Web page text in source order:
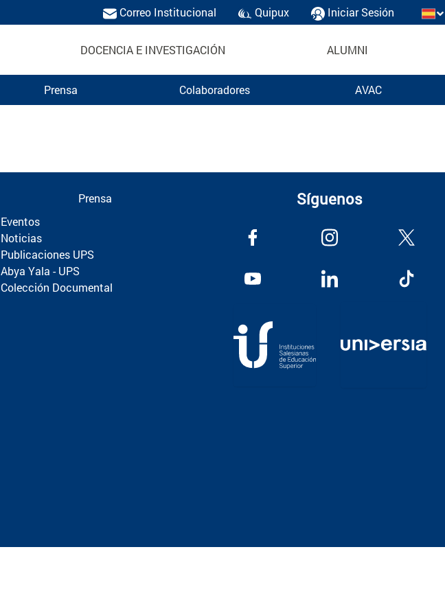
Correo Institucional Quipux Iniciar Sesión
DOCENCIA E INVESTIGACIÓN ALUMNI
Prensa Colaboradores AVAC
Prensa
Eventos
Noticias
Publicaciones UPS
Abya Yala - UPS
Colección Documental
Síguenos